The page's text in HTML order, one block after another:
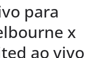
para
x
ao vivo